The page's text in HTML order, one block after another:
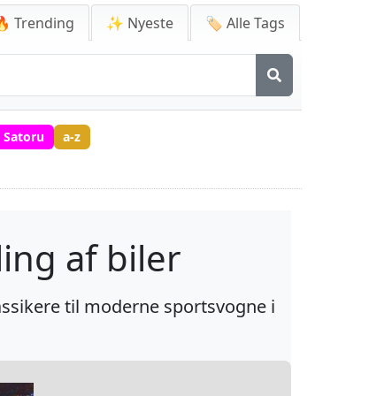
Trending ✨ Nyeste 🏷️ Alle Tags
Satoru a-z
af biler
til moderne sportsvogne i